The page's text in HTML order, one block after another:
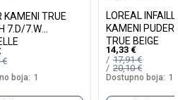
KAMENI TRUE
7.D/7.W
€
boja: 1
LOREAL
KAMENI
TRUE BEIGE
14,33 €
17,91€
20,10€
Dostupno boja: 1